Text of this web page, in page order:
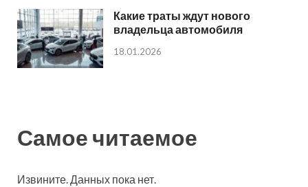
Какие траты ждут нового
владельца автомобиля
18.01.2026
Самое читаемое
Извините. Данных пока нет.